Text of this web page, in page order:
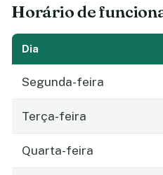
Horário de
Dia
Segunda-feira
Terça-feira
Quarta-feira